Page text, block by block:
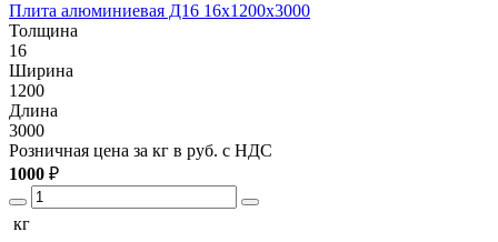
Плита алюминиевая Д16 16х1200х3000
Толщина
16
Ширина
1200
Длина
3000
Розничная цена за кг в руб. с НДС
1000 ₽
кг